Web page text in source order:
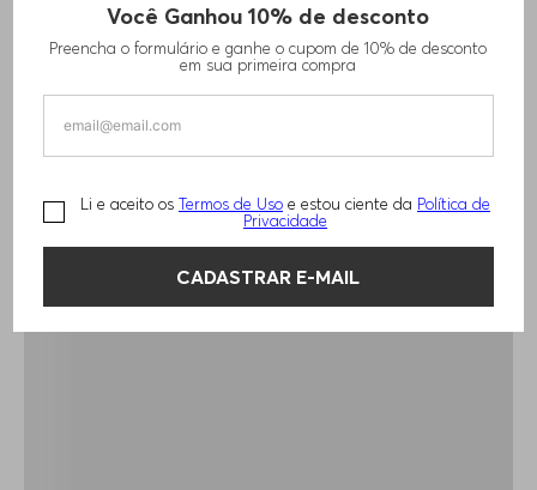
Você Ganhou 10% de desconto
Preencha o formulário e ganhe o cupom de 10% de desconto
em sua primeira compra
Li e aceito os Termos de Uso e estou ciente da Política de
Privacidade
CADASTRAR E-MAIL